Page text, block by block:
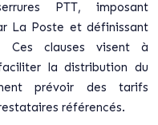
PTT, imposant
La Poste et définissant
Ces clauses visent à
la distribution du
prévoir des tarifs
référencés.